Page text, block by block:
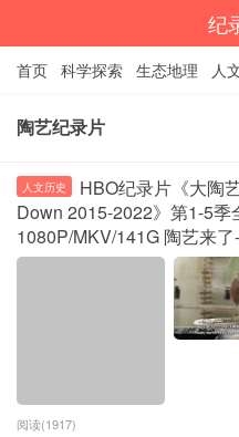
纪
首页 科学探索 生态地理 人
经典纪录 4K纪录片
陶艺纪录片
人文历史
HBO纪录片《大陶
Down 2015-2022》第1-5
1080P/MKV/141G 陶艺来了
阅读(1917)